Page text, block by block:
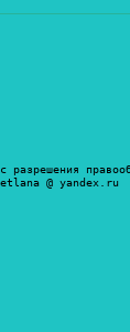
@ yandex.ru